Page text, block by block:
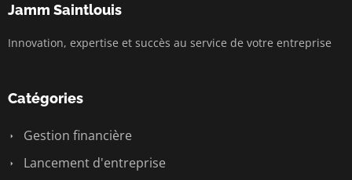
Jamm Saintlouis
Innovation, expertise et succès au service de votre entreprise
Catégories
Gestion financière
Lancement d'entreprise